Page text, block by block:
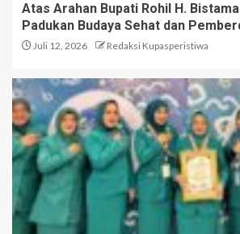
Atas Arahan Bupati Rohil H.
Padukan Budaya Sehat dan
Juli 12, 2026 Redaksi Kupasperistiwa